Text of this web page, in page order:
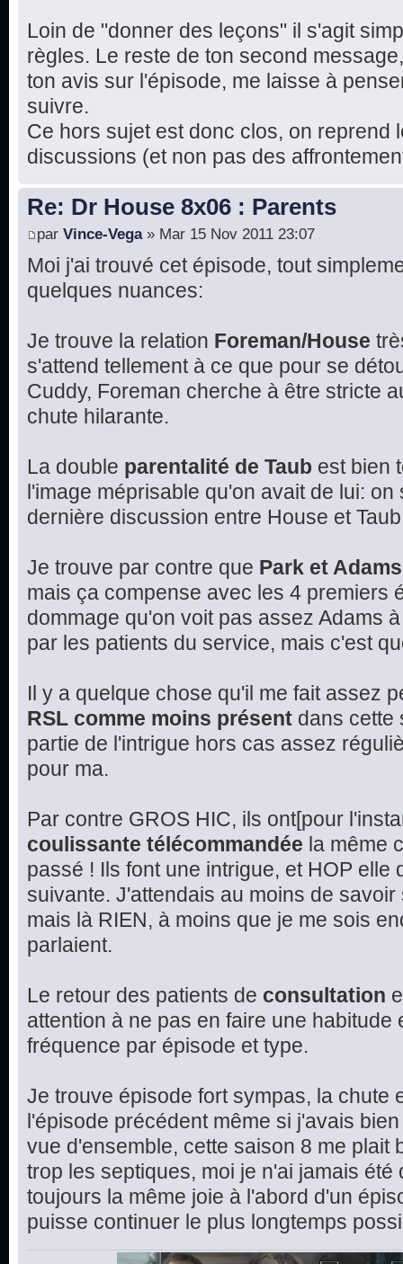
Loin de "donner des leçons" il s'agit
règles. Le reste de ton second
ton avis sur l'épisode, me laisse à
suivre.
Ce hors sujet est donc clos, on reprend
discussions (et non pas des
Re: Dr House 8x06 : Parents
par Vince-Vega» Mar 15 Nov 2011 23:07
Moi j'ai trouvé cet épisode, tout
quelques nuances:
Je trouve la relation Foreman/House
s'attend tellement à ce que pour se
Cuddy, Foreman cherche à être stricte
chute hilarante.
La double parentalité de Taub est bien
l'image méprisable qu'on avait de lui:
dernière discussion entre House et
Je trouve par contre que Park et Adams
mais ça compense avec les 4 premiers
dommage qu'on voit pas assez Adams
par les patients du service, mais c'est
Il y a quelque chose qu'il me fait assez
RSL comme moins présent dans cette
partie de l'intrigue hors cas assez
pour ma.
Par contre GROS HIC, ils ont[pour
coulissante télécommandée la même
passé ! Ils font une intrigue, et HOP elle
suivante. J'attendais au moins de
mais là RIEN, à moins que je me sois
parlaient.
Le retour des patients de consultation
attention à ne pas en faire une habitude
fréquence par épisode et type.
Je trouve épisode fort sympas, la chute
l'épisode précédent même si j'avais
vue d'ensemble, cette saison 8 me plait
trop les septiques, moi je n'ai jamais
toujours la même joie à l'abord d'un
puisse continuer le plus longtemps